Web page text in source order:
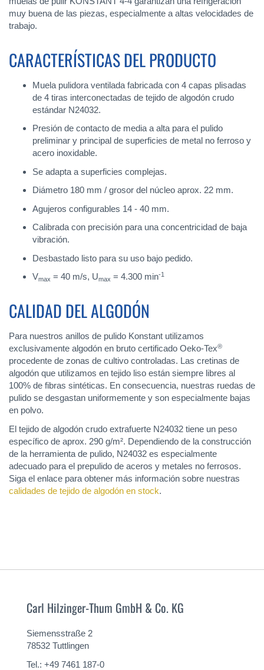
muy buena de las piezas, especialmente a altas velocidades de
trabajo.
CARACTERÍSTICAS DEL PRODUCTO
Muela pulidora ventilada fabricada con 4 capas plisadas
de 4 tiras interconectadas de tejido de algodón crudo
estándar N24032.
Presión de contacto de media a alta para el pulido
preliminar y principal de superficies de metal no ferroso y
acero inoxidable.
Se adapta a superficies complejas.
Diámetro 180 mm / grosor del núcleo aprox. 22 mm.
Agujeros configurables 14 - 40 mm.
Calibrada con precisión para una concentricidad de baja
vibración.
Desbastado listo para su uso bajo pedido.
Vmax = 40 m/s, Umax = 4.300 min-1
CALIDAD DEL ALGODÓN
Para nuestros anillos de pulido Konstant utilizamos
exclusivamente algodón en bruto certificado Oeko-Tex®
procedente de zonas de cultivo controladas. Las cretinas de
algodón que utilizamos en tejido liso están siempre libres al
100% de fibras sintéticas. En consecuencia, nuestras ruedas de
pulido se desgastan uniformemente y son especialmente bajas
en polvo.
El tejido de algodón crudo extrafuerte N24032 tiene un peso
específico de aprox. 290 g/m². Dependiendo de la construcción
de la herramienta de pulido, N24032 es especialmente
adecuado para el prepulido de aceros y metales no ferrosos.
Siga el enlace para obtener más información sobre nuestras
calidades de tejido de algodón en stock.
Carl Hilzinger-Thum GmbH & Co. KG
Siemensstraße 2
78532 Tuttlingen
Tel.: +49 7461 187-0